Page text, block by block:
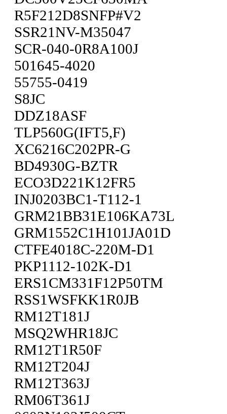
R5F212D8SNFP#V2
SSR21NV-M35047
SCR-040-0R8A100J
501645-4020
55755-0419
S8JC
DDZ18ASF
TLP560G(IFT5,F)
XC6216C202PR-G
BD4930G-BZTR
ECO3D221K12FR5
INJ0203BC1-T112-1
GRM21BB31E106KA73L
GRM1552C1H101JA01D
CTFE4018C-220M-D1
PKP1112-102K-D1
ERS1CM331F12P50TM
RSS1WSFKK1R0JB
RM12T181J
MSQ2WHR18JC
RM12T1R50F
RM12T204J
RM12T363J
RM06T361J